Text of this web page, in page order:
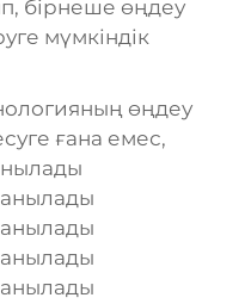
бірнеше өңдеу
мүмкіндік
өңдеу
ғана емес,